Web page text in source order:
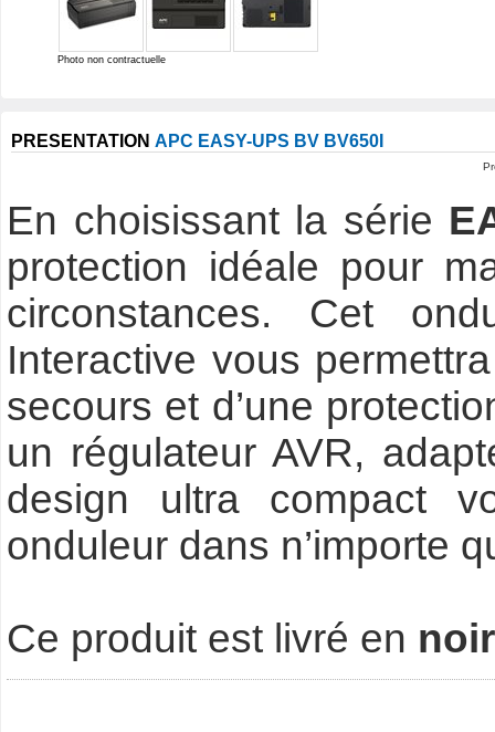
Photo non contractuelle
PRESENTATION APC EASY-UPS BV BV650I
En choisissant la série
protection idéale pour
circonstances. Cet
Interactive vous
secours et d’une
un régulateur AVR,
design ultra compact
onduleur dans n’importe
Ce produit est livré en